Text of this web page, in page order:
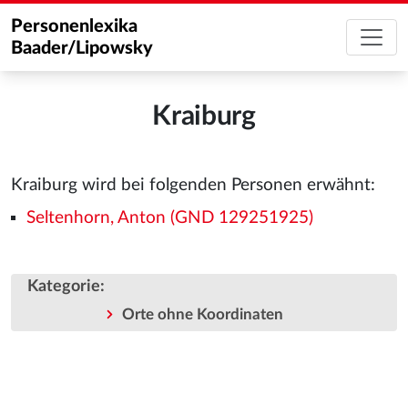
Personenlexika
Baader/Lipowsky
Kraiburg
Kraiburg wird bei folgenden Personen erwähnt:
Seltenhorn, Anton (GND 129251925)
Kategorie:
Orte ohne Koordinaten